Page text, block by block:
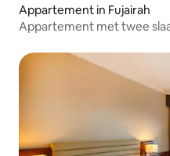
Appartement in Fujairah
Appartement met twee